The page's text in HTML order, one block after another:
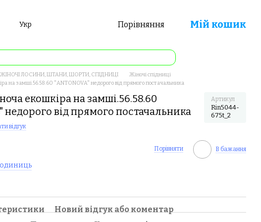
Укр Порівняння Мій кошик
ЖІНОЧІ ЛОСИНИ, ШТАНИ, ШОРТИ, СПІДНИЦІ
Жіночі спідниці
на замші.56.58.60 "ANTONOVA" недорого від прямого постачальника
екошкіра на замші.56.58.60
недорого від прямого постачальника
Артикул
Rin5044-
675t_2
відгук
Порівняти В бажання
одиниць
Новий відгук або коментар